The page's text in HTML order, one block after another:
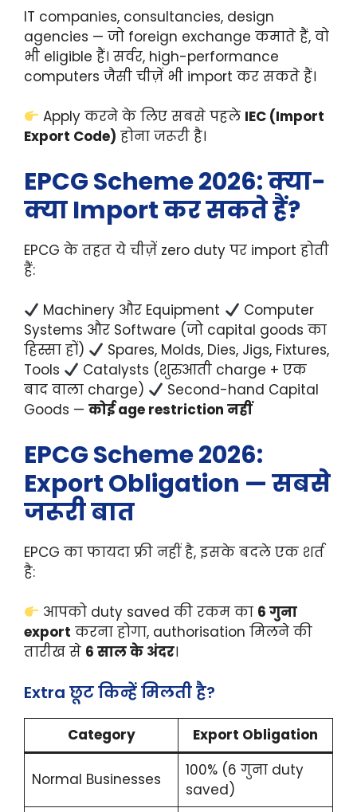
IT companies, consultancies, design
agencies — जो foreign exchange कमाते हैं, वो
भी eligible हैं। सर्वर, high-performance
computers जैसी चीज़ें भी import कर सकते हैं।
Apply करने के लिए सबसे पहले IEC (Import
Export Code) होना जरूरी है।
EPCG Scheme 2026: क्या-
क्या Import कर सकते हैं?
EPCG के तहत ये चीज़ें zero duty पर import होती
हैं:
Machinery और Equipment
Computer
Systems और Software (जो capital goods का
हिस्सा हों)
Spares, Molds, Dies, Jigs, Fixtures,
Tools
Catalysts (शुरुआती charge + एक
बाद वाला charge)
Second-hand Capital
Goods — कोई age restriction नहीं
EPCG Scheme 2026:
Export Obligation — सबसे
जरूरी बात
EPCG का फायदा फ्री नहीं है, इसके बदले एक शर्त
है:
आपको duty saved की रकम का 6 गुना
export करना होगा, authorisation मिलने की
तारीख से 6 साल के अंदर।
Extra छूट किन्हें मिलती है?
Category Export Obligation
Normal Businesses
100% (6 गुना duty
saved)